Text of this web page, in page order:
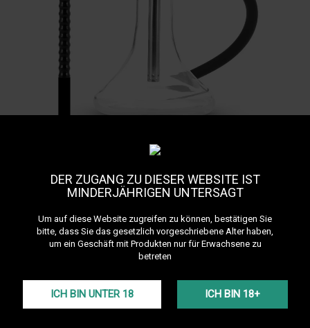
DER ZUGANG ZU DIESER WEBSITE IST
MINDERJÄHRIGEN UNTERSAGT
Um auf diese Website zugreifen zu können, bestätigen Sie
bitte, dass Sie das gesetzlich vorgeschriebene Alter haben,
um ein Geschäft mit Produkten nur für Erwachsene zu
betreten
ICH BIN UNTER 18 ICH BIN 18+
Mr Eds King E28
E28-blacktransparent
Kompakte Shisha Mr Eds King E28.